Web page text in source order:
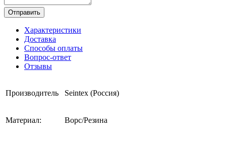
Отправить
Характеристики
Доставка
Способы оплаты
Вопрос-ответ
Отзывы
Производитель Seintex (Россия)
Материал: Ворс/Резина